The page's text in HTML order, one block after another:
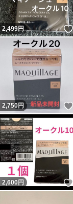
2,499円
2,750円
2,600 円